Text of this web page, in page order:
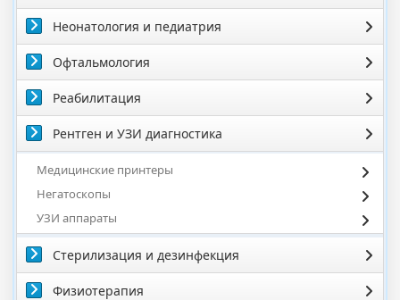
Неонатология и педиатрия
Офтальмология
Реабилитация
Рентген и УЗИ диагностика
Медицинские принтеры
Негатоскопы
УЗИ аппараты
Стерилизация и дезинфекция
Физиотерапия